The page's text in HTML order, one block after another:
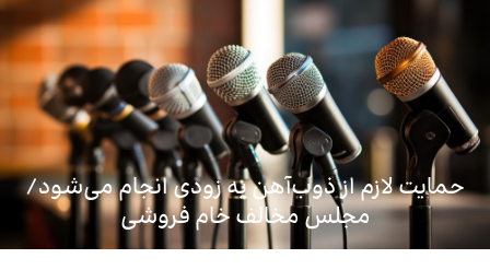
ماینتک
حمایت لازم از ذوب‌آهن به زودی انجام می‌شود/
مجلس مخالف خام فروشی